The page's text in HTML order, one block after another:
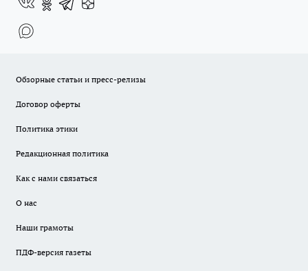
Обзорные статьи и пресс-релизы
Договор оферты
Политика этики
Редакционная политика
Как с нами связаться
О нас
Наши грамоты
ПДФ-версия газеты